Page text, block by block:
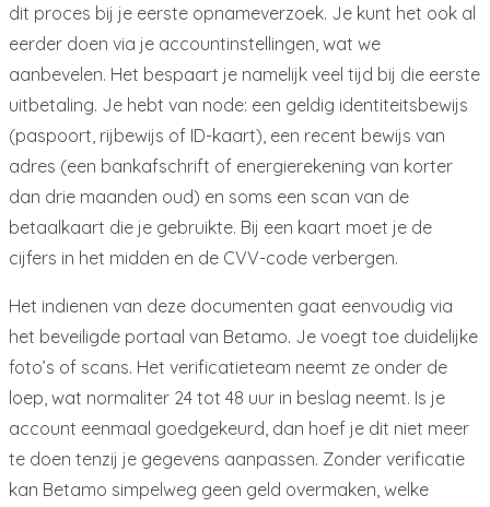
dit proces bij je eerste opnameverzoek. Je kunt het ook al
eerder doen via je accountinstellingen, wat we
aanbevelen. Het bespaart je namelijk veel tijd bij die eerste
uitbetaling. Je hebt van node: een geldig identiteitsbewijs
(paspoort, rijbewijs of ID-kaart), een recent bewijs van
adres (een bankafschrift of energierekening van korter
dan drie maanden oud) en soms een scan van de
betaalkaart die je gebruikte. Bij een kaart moet je de
cijfers in het midden en de CVV-code verbergen.
Het indienen van deze documenten gaat eenvoudig via
het beveiligde portaal van Betamo. Je voegt toe duidelijke
foto’s of scans. Het verificatieteam neemt ze onder de
loep, wat normaliter 24 tot 48 uur in beslag neemt. Is je
account eenmaal goedgekeurd, dan hoef je dit niet meer
te doen tenzij je gegevens aanpassen. Zonder verificatie
kan Betamo simpelweg geen geld overmaken, welke